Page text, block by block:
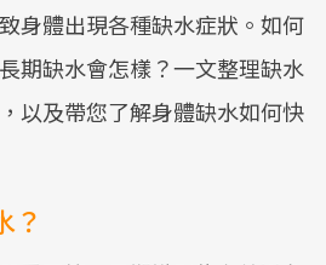
身體出現各種缺水症狀。如何
期缺水會怎樣？一文整理缺水
以及帶您了解身體缺水如何快
？